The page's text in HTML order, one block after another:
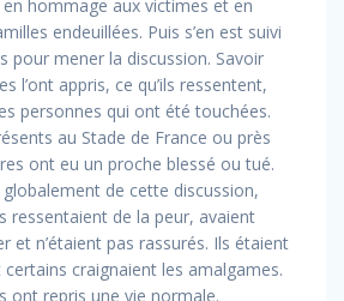
hommage aux victimes et en
endeuillées. Puis s’en est suivi
pour mener la discussion. Savoir
l’ont appris, ce qu’ils ressentent,
personnes qui ont été touchées.
au Stade de France ou près
ont eu un proche blessé ou tué.
de cette discussion,
ressentaient de la peur, avaient
et n’étaient pas rassurés. Ils étaient
craignaient les amalgames.
ont repris une vie normale.